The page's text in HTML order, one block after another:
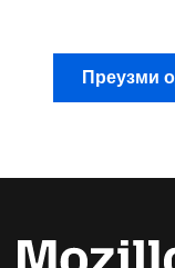
Преузми